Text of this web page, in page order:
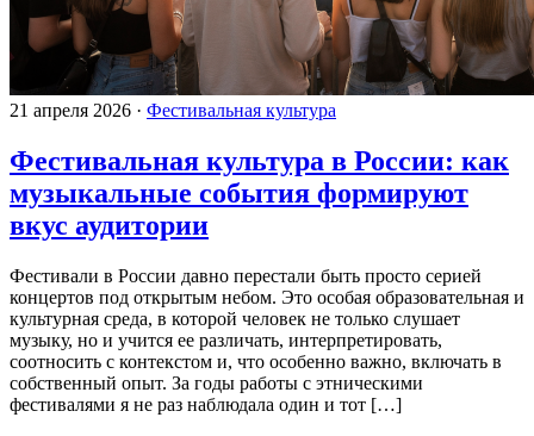
21 апреля 2026 · Фестивальная культура
Фестивальная культура в России: как
музыкальные события формируют
вкус аудитории
Фестивали в России давно перестали быть просто серией
концертов под открытым небом. Это особая образовательная и
культурная среда, в которой человек не только слушает
музыку, но и учится ее различать, интерпретировать,
соотносить с контекстом и, что особенно важно, включать в
собственный опыт. За годы работы с этническими
фестивалями я не раз наблюдала один и тот […]